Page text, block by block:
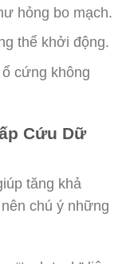
hỏng bo mạch.
thể khởi động.
cứng không
Cứu Dữ
tăng khả
chú ý những